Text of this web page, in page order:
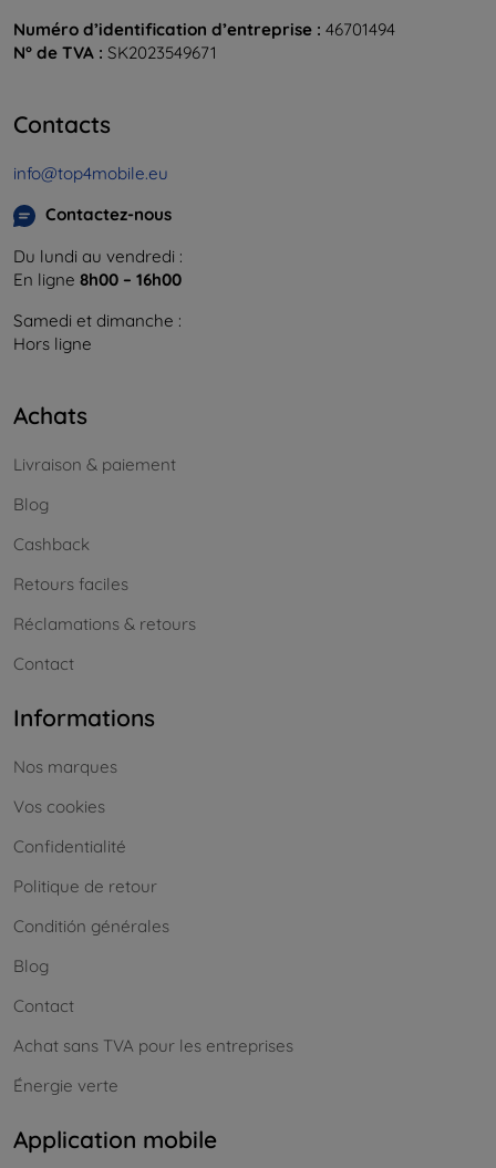
Numéro d’identification d’entreprise : 46701494
N° de TVA : SK2023549671
Contacts
info@top4mobile.eu
Contactez-nous
Du lundi au vendredi :
En ligne 8h00 – 16h00
Samedi et dimanche :
Hors ligne
Achats
Livraison & paiement
Blog
Cashback
Retours faciles
Réclamations & retours
Contact
Informations
Nos marques
Vos cookies
Confidentialité
Politique de retour
Conditión générales
Blog
Contact
Achat sans TVA pour les entreprises
Énergie verte
Application mobile